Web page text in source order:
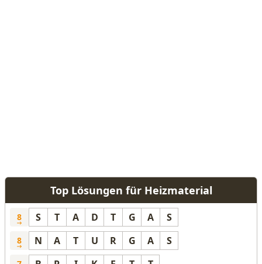
Top Lösungen für Heizmaterial
8 S T A D T G A S
8 N A T U R G A S